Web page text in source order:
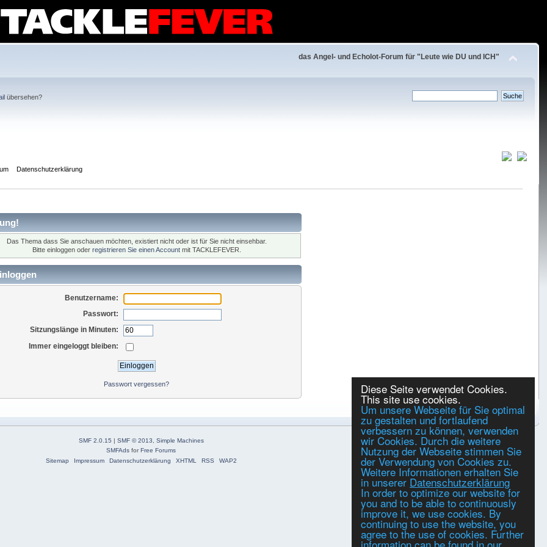
Diese Seite verwendet Cookies.
This site use cookies.
Um unsere Webseite für Sie optimal
zu gestalten und fortlaufend
verbessern zu können, verwenden
wir Cookies. Durch die weitere
Nutzung der Webseite stimmen Sie
der Verwendung von Cookies zu.
Weitere Informationen erhalten Sie
in unserer Datenschutzerklärung
In order to optimize our website for
you and to be able to continuously
improve it, we use cookies. By
continuing to use the website, you
agree to the use of cookies. Further
das Angel- und Echolot-Forum für "Leute wie DU und ICH"
übersehen?
Datenschutzerklärung
Das Thema dass Sie anschauen möchten, existiert nicht oder ist für Sie nicht einsehbar.
Bitte einloggen oder registrieren Sie einen Accountmit TACKLEFEVER.
Benutzername:
Passwort:
Sitzungslänge in Minuten:
Immer eingeloggt bleiben:
Passwort vergessen?
SMF 2.0.15 | SMF © 2013
Simple Machines
SMFAds forFree Forums
Sitemap
Impressum Datenschutzerklärung XHTML RSS WAP2